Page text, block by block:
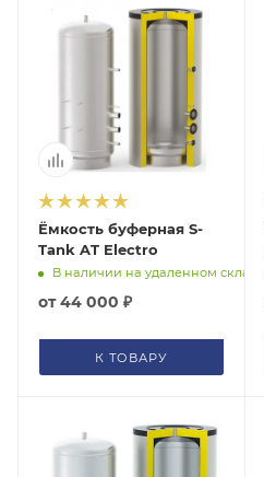
Ёмкость буферная S-
Tank AT Electro
В наличии на удаленном складе
от44 000 ₽
К ТОВАРУ